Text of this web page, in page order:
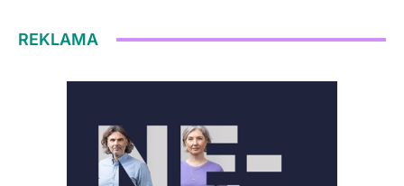
REKLAMA